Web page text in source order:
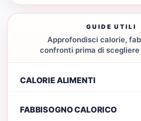
GUIDE UTILI
Approfondisci calorie,
confronti prima di scegliere
CALORIE ALIMENTI
FABBISOGNO CALORICO